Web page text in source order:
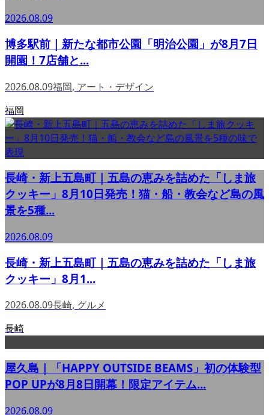
2026.08.09
博多駅前｜新たな都市公園「明治公園」が8月7日
開園！7店舗と...
2026.08.09福岡, アート・デザイン
福岡
長崎・新上五島町｜五島の恵みを詰めた「しま旅
クッキー」8月10日発売！猫・船・教会など島の風
景を5種...
2026.08.09
長崎・新上五島町｜五島の恵みを詰めた「しま旅
クッキー」8月1...
2026.08.09長崎, グルメ
長崎
屋久島｜「HAPPY OUTSIDE BEAMS」初の体験型
POP UPが8月8日開幕！限定アイテム...
2026.08.09